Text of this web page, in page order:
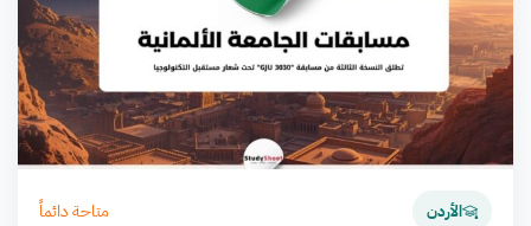
الأردن متاحة دائماً